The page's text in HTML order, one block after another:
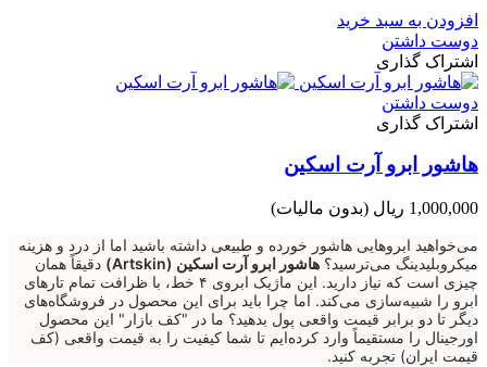
افزودن به سبد خرید
دوست داشتن
اشتراک گذاری
دوست داشتن
اشتراک گذاری
هاشور ابرو آرت اسکین
1,000,000 ریال
(بدون مالیات)
می‌خواهید ابروهایی هاشور خورده و طبیعی داشته باشید اما از درد و هزینه
میکروبلیدینگ می‌ترسید؟ هاشور ابرو آرت اسکین (Artskin)
دقیقاً همان
چیزی است که نیاز دارید. این ماژیک ابروی ۴ خط، با ظرافت تمام تارهای
ابرو را شبیه‌سازی می‌کند. اما چرا باید برای این محصول در فروشگاه‌های
دیگر تا دو برابر قیمت واقعی پول بدهید؟ ما در "کف بازار" این محصول
اورجینال را مستقیماً وارد کرده‌ایم تا شما کیفیت را به قیمت واقعی (کف
قیمت ایران) تجربه کنید.